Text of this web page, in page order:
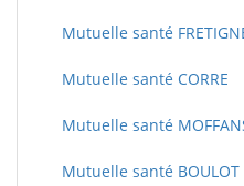
Mutuelle santé
Mutuelle santé CORRE
Mutuelle santé
Mutuelle santé BOULOT